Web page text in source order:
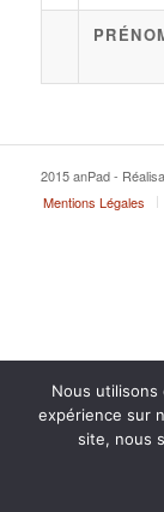
2015 anPad -
Mentions Légales
Nous utilisons
expérience sur
site, nous